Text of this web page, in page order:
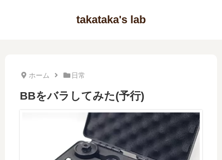
takataka's lab
ホーム 日常
BBをバラしてみた(予行)